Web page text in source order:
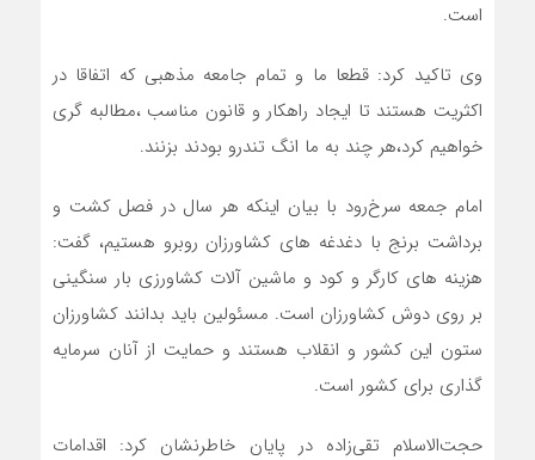
است.
وی تاکید کرد: قطعا ما و تمام جامعه مذهبی که اتفاقا در
اکثریت هستند تا ایجاد راهکار و قانون مناسب ،مطالبه گری
خواهیم کرد،هر چند به ما انگ تندرو بودند بزنند.
امام جمعه سرخ‌رود با بیان اینکه هر سال در فصل کشت و
برداشت برنج با دغدغه های کشاورزان روبرو هستیم، گفت:
هزینه های کارگر و کود و ماشین آلات کشاورزی بار سنگینی
بر روی دوش کشاورزان است. مسئولین باید بدانند کشاورزان
ستون این کشور و انقلاب هستند و حمایت از آنان سرمایه
گذاری برای کشور است.
حجت‌الاسلام تقی‌زاده در پایان خاطرنشان کرد: اقدامات